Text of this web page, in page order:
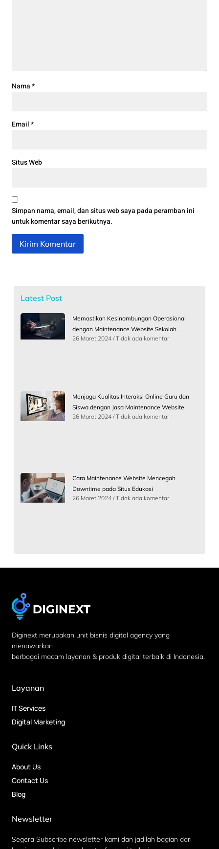
Nama*
Email*
Situs Web
Simpan nama, email, dan situs web saya pada peramban ini
untuk komentar saya berikutnya.
Latest Post
Memastikan Kesinambungan Operasional
dengan Maintenance Website Sekolah
26 Maret 2024 Tidak ada komentar
Menjaga Kualitas Interaksi Online Guru dan
Siswa dengan Jasa Maintenance Website
26 Maret 2024 Tidak ada komentar
Cara Maintenance Website Mencegah
Downtime pada Situs Edukasi
26 Maret 2024 Tidak ada komentar
Diginext merupakan unit bisnis digital agency yang
menawarkan
berbagai macam layanan & produk digital terbaik di Indonesia.
Layanan
IT Services
Digital Marketing
Quick Links
About Us
Contact Us
Blog
Newsletter
Segera Subscribe newsletter kami dan jadilah bagian dari